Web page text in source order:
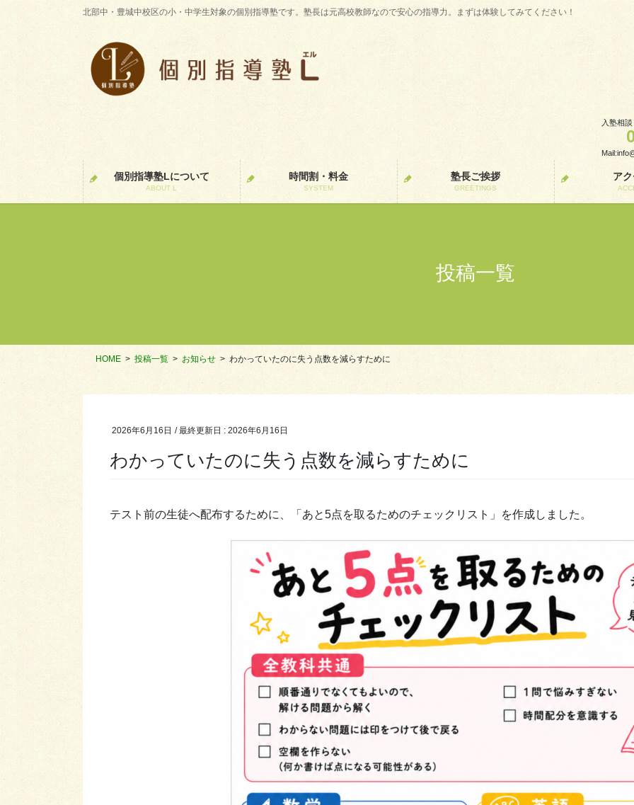
北部中・豊城中校区の小・中学生対象の個別指導塾です。塾長は元高校教師なので安心の指導力。まずは体験してみてください！
入塾相
個別指導塾Lについて
ABOUT L
時間割・料金
SYSTEM
塾長ご挨拶
GREETINGS
ア
投稿一覧
HOME 投稿一覧 お知らせ わかっていたのに失う点数を減らすために
2026年6月16日 / 最終更新日 :2026年6月16日
わかっていたのに失う点数を減らすために
テスト前の生徒へ配布するために、「あと5点を取るためのチェックリスト」を作成しました。